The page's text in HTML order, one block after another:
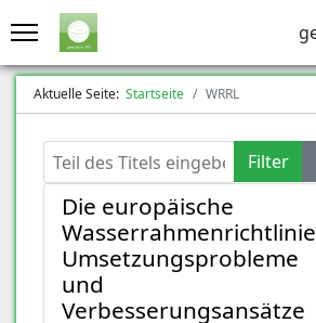
Aktuelle Seite: Startseite WRRL
Teil des Titels eingeben Filter
Die europäische
Umsetzungsprobleme
und
Verbesserungsansätze